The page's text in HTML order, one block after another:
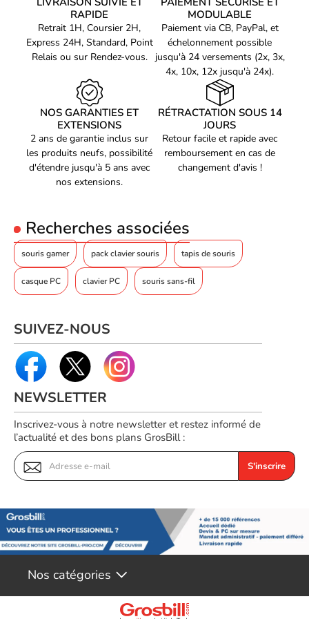
RAPIDE
Retrait 1H, Coursier 2H,
Express 24H, Standard, Point
Relais ou sur Rendez-vous.
MODULABLE
Paiement via CB, PayPal, et
échelonnement possible
jusqu'à 24 versements (2x, 3x,
4x, 10x, 12x jusqu'à 24x).
NOS GARANTIES ET
EXTENSIONS
2 ans de garantie inclus sur
les produits neufs, possibilité
d'étendre jusqu'à 5 ans avec
nos extensions.
RÉTRACTATION SOUS 14
JOURS
Retour facile et rapide avec
remboursement en cas de
changement d'avis !
Recherches associées
souris gamer pack clavier souris tapis de souris
casque PC clavier PC souris sans-fil
SUIVEZ-NOUS
NEWSLETTER
Inscrivez-vous à notre newsletter et restez informé de
l’actualité et des bons plans GrosBill :
S'inscrire
Nos catégories